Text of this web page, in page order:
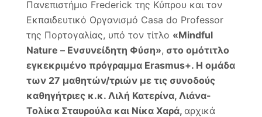
Πανεπιστήμιο Frederick της Κύπρου και τον
Εκπαιδευτικό Οργανισμό Casa do Professor
της Πορτογαλίας, υπό τον τίτλο «Mindful
Nature – Ενσυνείδητη Φύση», στο ομότιτλο
εγκεκριμένο πρόγραμμα Erasmus+. Η ομάδα
των 27 μαθητών/τριών με τις συνοδούς
καθηγήτριες κ.κ. Λιλή Κατερίνα, Λιάνα-
Τολίκα Σταυρούλα και Νίκα Χαρά, αρχικά